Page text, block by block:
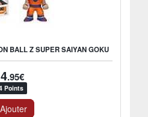
BALL Z SUPER SAIYAN GOKU
.95€
Points
Ajouter